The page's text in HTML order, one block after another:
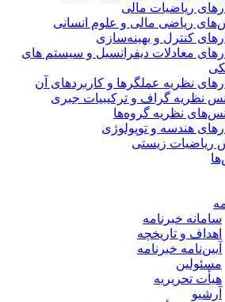
ریاضیات مالی
ریاضی مالی و علوم انسانی
کنترل و بهینه‌سازی
معادلات دیفرانسیل و سیستم های
نظریه عملگرها و کاربردهای آن
نظریه گراف و ترکیبیات جبری
نظریه گروه‌ها
هندسه و توپولوژی
ریاضیات زیستی
سامانه خبرنامه
اهداف و تاریخچه
آیین‌نامه خبرنامه
مسئولین
هیأت تحریریه
آرشیو